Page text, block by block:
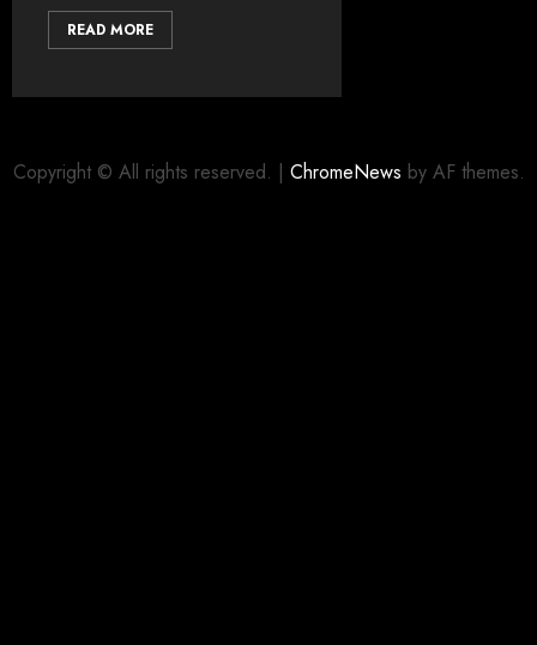
READ MORE
Copyright © All rights reserved. | ChromeNews by AF themes.